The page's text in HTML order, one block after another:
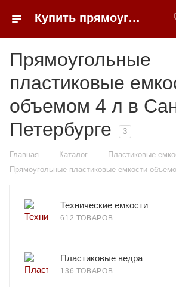
Купить прямоугольные пластиковые емкости объемом 4 л в Санкт-Петербурге | 0FFER
Прямоугольные
пластиковые
объемом 4 л в
Петербурге
3
Главная — Каталог — Пластиковые
Прямоугольные пластиковые емкости
Технические емкости
612 ТОВАРОВ
Пластиковые ведра
136 ТОВАРОВ